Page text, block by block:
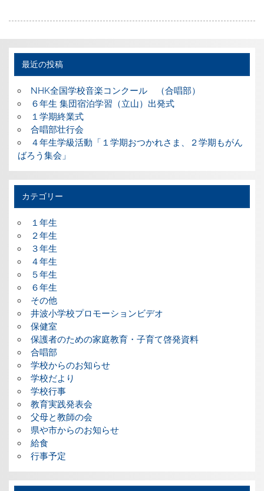
最近の投稿
NHK全国学校音楽コンクール （合唱部）
６年生 集団宿泊学習（立山）出発式
１学期終業式
合唱部壮行会
４年生学級活動「１学期おつかれさま、２学期もがん
ばろう集会」
カテゴリー
１年生
２年生
３年生
４年生
５年生
６年生
その他
井波小学校プロモーションビデオ
保健室
保護者のための家庭教育・子育て啓発資料
合唱部
学校からのお知らせ
学校だより
学校行事
教育実践発表会
父母と教師の会
県や市からのお知らせ
給食
行事予定